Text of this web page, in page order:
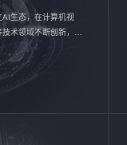
生态，在计算机视
术领域不断创新，持
能力开放